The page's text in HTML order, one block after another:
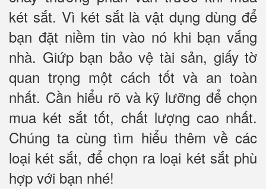
két sắt. Vì két sắt là vật dụng dùng để
bạn đặt niềm tin vào nó khi bạn vắng
nhà. Giứp bạn bảo vệ tài sản, giấy tờ
quan trọng một cách tốt và an toàn
nhất. Cần hiểu rõ và kỹ lưỡng để chọn
mua két sắt tốt, chất lượng cao nhất.
Chúng ta cùng tìm hiểu thêm về các
loại két sắt, để chọn ra loại két sắt phù
hợp với bạn nhé!